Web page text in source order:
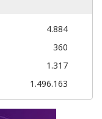
4.884
360
1.317
1.496.163